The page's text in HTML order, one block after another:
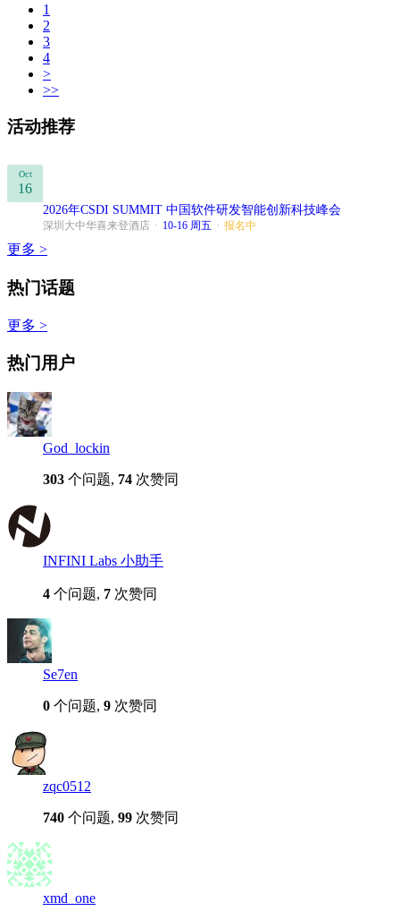
1
2
3
4
>
>>
活动推荐
Oct
16
2026年CSDI SUMMIT 中国软件研发智能创新科技峰会
深圳大中华喜来登酒店 · 10-16 周五 · 报名中
更多 >
热门话题
更多 >
热门用户
God_lockin
303 个问题, 74 次赞同
INFINI Labs 小助手
4 个问题, 7 次赞同
Se7en
0 个问题, 9 次赞同
zqc0512
740 个问题, 99 次赞同
xmd_one